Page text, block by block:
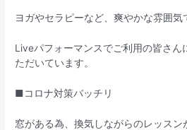
ヨガやセラピーなど、爽やかな雰囲
Liveパフォーマンスでご利用の皆さん
ただいています。
■コロナ対策バッチリ
窓がある為、換気しながらのレッスン